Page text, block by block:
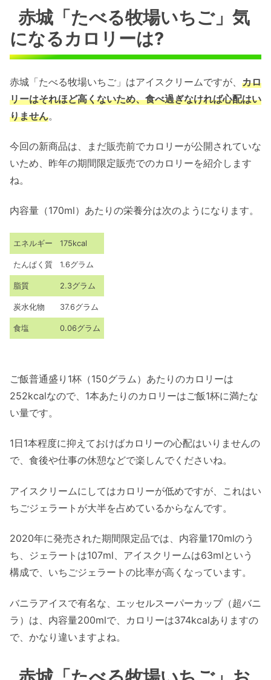
赤城「たべる牧場いちご」気
になるカロリーは?
赤城「たべる牧場いちご」はアイスクリームですが、 カロ
リーはそれほど高くないため、食べ過ぎなければ心配はい
りません。
今回の新商品は、まだ販売前でカロリーが公開されていな
いため、昨年の期間限定販売でのカロリーを紹介します
ね。
内容量（170ml）あたりの栄養分は次のようになります。
エネルギー 175kcal
たんぱく質 1.6グラム
脂質 2.3グラム
炭水化物 37.6グラム
食塩 0.06グラム
ご飯普通盛り1杯（150グラム）あたりのカロリーは
252kcalなので、1本あたりのカロリーはご飯1杯に満たな
い量です。
1日1本程度に抑えておけばカロリーの心配はいりませんの
で、食後や仕事の休憩などで楽しんでくださいね。
アイスクリームにしてはカロリーが低めですが、これはい
ちごジェラートが大半を占めているからなんです。
2020年に発売された期間限定品では、内容量170mlのう
ち、ジェラートは107ml、アイスクリームは63mlという
構成で、いちごジェラートの比率が高くなっています。
バニラアイスで有名な、エッセルスーパーカップ（超バニ
ラ）は、内容量200mlで、カロリーは374kcalありますの
で、かなり違いますよね。